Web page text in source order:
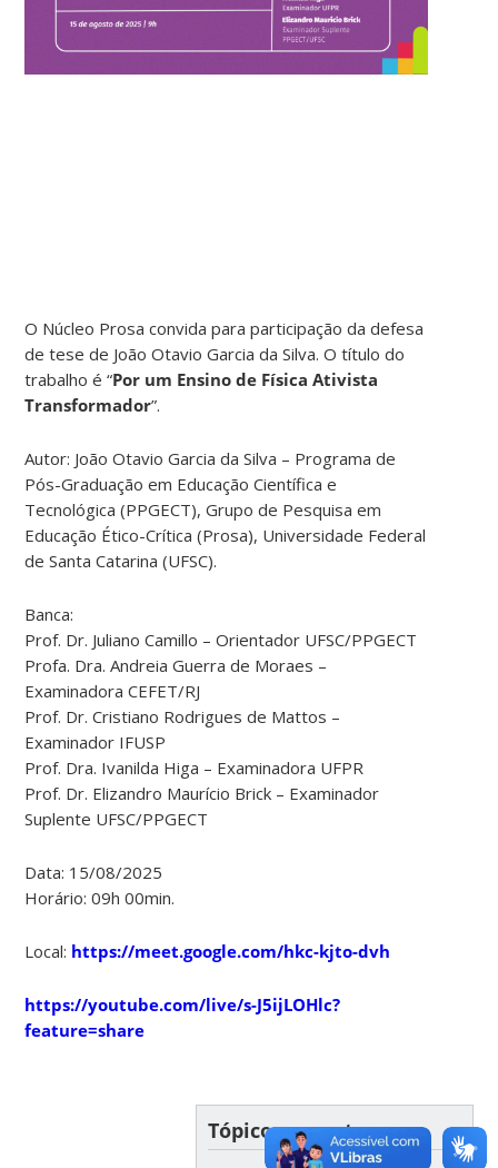
O Núcleo Prosa convida para participação da defesa
de tese de João Otavio Garcia da Silva. O título do
trabalho é “Por um Ensino de Física Ativista
Transformador”.
Autor: João Otavio Garcia da Silva – Programa de
Pós-Graduação em Educação Científica e
Tecnológica (PPGECT), Grupo de Pesquisa em
Educação Ético-Crítica (Prosa), Universidade Federal
de Santa Catarina (UFSC).
Banca:
Prof. Dr. Juliano Camillo – Orientador UFSC/PPGECT
Profa. Dra. Andreia Guerra de Moraes –
Examinadora CEFET/RJ
Prof. Dr. Cristiano Rodrigues de Mattos –
Examinador IFUSP
Prof. Dra. Ivanilda Higa – Examinadora UFPR
Prof. Dr. Elizandro Maurício Brick – Examinador
Suplente UFSC/PPGECT
Data: 15/08/2025
Horário: 09h 00min.
Local: https://meet.google.com/hkc-kjto-dvh
https://youtube.com/live/s-J5ijLOHlc?
feature=share
Tópicos recentes